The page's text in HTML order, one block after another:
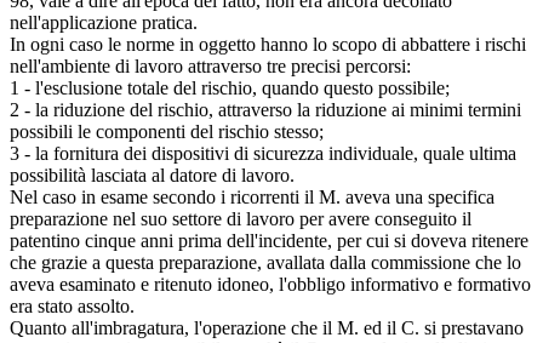
nell'applicazione pratica.
In ogni caso le norme in oggetto hanno lo scopo di abbattere i rischi
nell'ambiente di lavoro attraverso tre precisi percorsi:
1 - l'esclusione totale del rischio, quando questo possibile;
2 - la riduzione del rischio, attraverso la riduzione ai minimi termini
possibili le componenti del rischio stesso;
3 - la fornitura dei dispositivi di sicurezza individuale, quale ultima
possibilità lasciata al datore di lavoro.
Nel caso in esame secondo i ricorrenti il M. aveva una specifica
preparazione nel suo settore di lavoro per avere conseguito il
patentino cinque anni prima dell'incidente, per cui si doveva ritenere
che grazie a questa preparazione, avallata dalla commissione che lo
aveva esaminato e ritenuto idoneo, l'obbligo informativo e formativo
era stato assolto.
Quanto all'imbragatura, l'operazione che il M. ed il C. si prestavano